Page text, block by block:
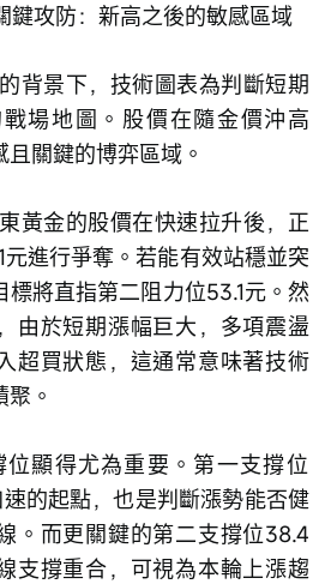
鍵攻防：新高之後的敏感區域
場地圖。股價在隨金價沖高
關鍵的博弈區域。
進行爭奪。若能有效站穩並突
將直指第二阻力位53.1元。然
由於短期漲幅巨大，多項震盪
超買狀態，這通常意味著技術
。
的起點，也是判斷漲勢能否健
。而更關鍵的第二支撐位38.4
支撐重合，可視為本輪上漲趨